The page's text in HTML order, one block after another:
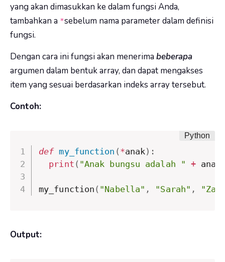
yang akan dimasukkan ke dalam fungsi Anda,
tambahkan a *sebelum nama parameter dalam definisi
fungsi.
Dengan cara ini fungsi akan menerima beberapa
argumen dalam bentuk array, dan dapat mengakses
item yang sesuai berdasarkan indeks array tersebut.
Contoh:
def my_function ( *anak) :
print ( "Anak bungsu adalah " + anak
my_function ( "Nabella" , "Sarah" ,
Output: